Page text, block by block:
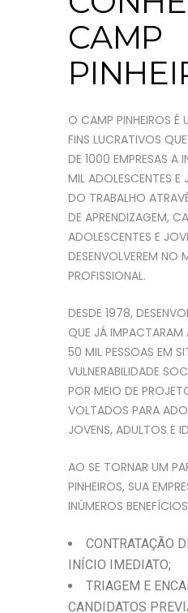
CAMP
O CAMP PINHEIROS É
FINS LUCRATIVOS
DE 1000 EMPRESAS A
MIL ADOLESCENTES
DO TRABALHO
DE APRENDIZAGEM,
ADOLESCENTES E
DESENVOLVEREM NO
PROFISSIONAL.
DESDE 1978,
QUE JÁ IMPACTARAM
50 MIL PESSOAS EM
VULNERABILIDADE
POR MEIO DE
VOLTADOS PARA
JOVENS, ADULTOS E
AO SE TORNAR UM
PINHEIROS, SUA
INÚMEROS
CONTRATAÇÃO
INÍCIO IMEDIATO;
TRIAGEM E
CANDIDATOS